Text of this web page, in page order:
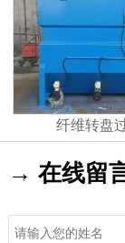
纤维转盘
→ 在线留